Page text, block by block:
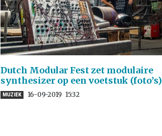
Dutch Modular Fest zet modulaire
synthesizer op een voetstuk (foto’s)
MUZIEK 16-09-2019 15:32